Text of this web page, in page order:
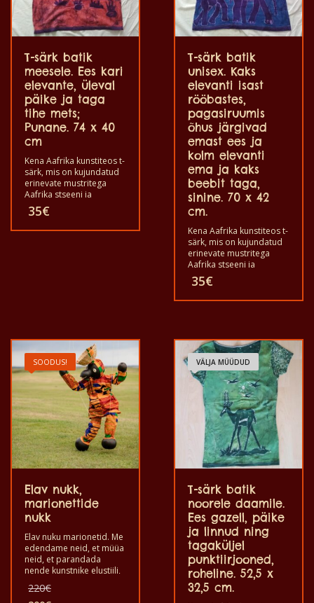
kalossit
peas,
lilla.
69,5x47
cm.
kogus
T-särk batik
meesele. Ees kari
elevante, üleval
päike ja taga
tihe mets;
Punane. 74 x 40
cm
Kena Aafrika kunstiteos t-
särk, mis on kujundatud
erinevate mustritega
Aafrika stseeni ja
loomade kohta. Kõik
need t-särgid on
ainulaadsed. T-särk
35€
T-särk batik
unisex. Kaks
elevanti isast
rööbastes,
pagasiruumis
õhus järgivad
emast ees ja
kolm elevanti
ema ja kaks
beebit taga,
sinine. 70 x 42
cm.
Kena Aafrika kunstiteos t-
särk, mis on kujundatud
erinevate mustritega
Aafrika stseeni ja
loomade kohta. Kõik
need t-särgid on
ainulaadsed. T-särk
T-särki võib pesta
pesumasinas 40°C
juures. Ja ei anna värvi
välja. T-särk on 100%
puuvillane.
35€
SOODUS!
Elav nukk,
marionettide
nukk
Elav nuku marionetid. Me
edendame neid, et müüa
neid, et parandada
nende kunstnike elustiili,
Kasutage seda, mängides
220€
VÄLJA MÜÜDUD
T-särk batik
noorele daamile.
Ees gazell, päike
ja linnud ning
tagaküljel
punktiirjooned,
roheline. 52,5 x
32,5 cm.